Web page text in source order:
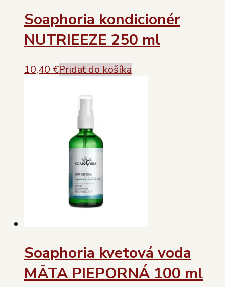
Soaphoria kondicionér
NUTRIEEZE 250 ml
10,40 €Pridať do košíka
Soaphoria kvetová voda
MÄTA PIEPORNÁ 100 ml